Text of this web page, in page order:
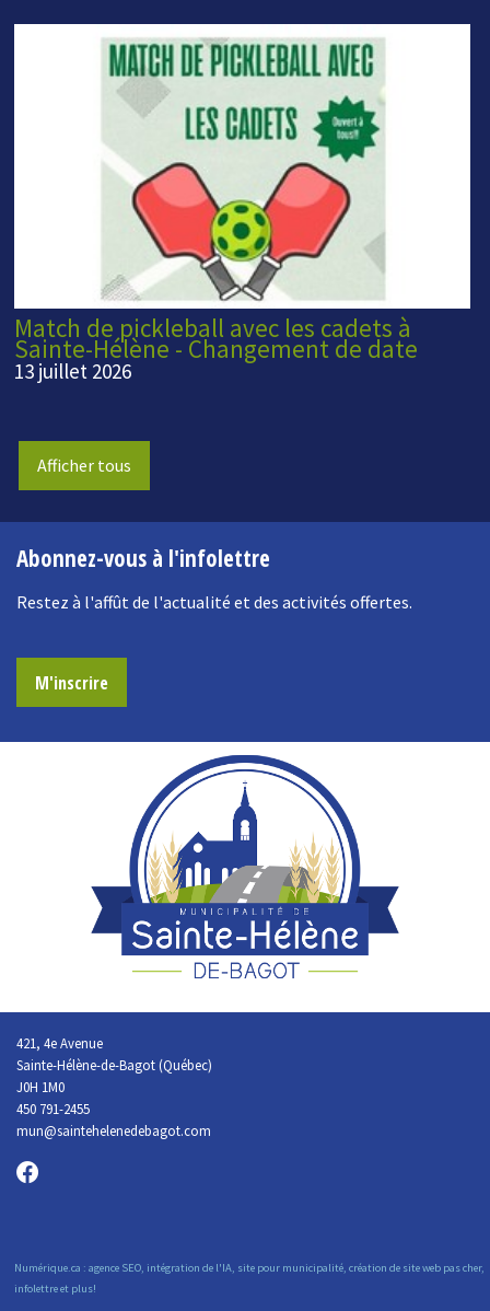
Match de pickleball avec les cadets à
Sainte-Hélène - Changement de date
13 juillet 2026
Afficher tous
Abonnez-vous à l'infolettre
Restez à l'affût de l'actualité et des activités offertes.
M'inscrire
421, 4e Avenue
Sainte-Hélène-de-Bagot (Québec)
J0H 1M0
450 791-2455
mun@saintehelenedebagot.com
Numérique.ca :agence SEO, intégration de l'IA, site pour municipalité,création de site web pas cher,
infolettreet plus!